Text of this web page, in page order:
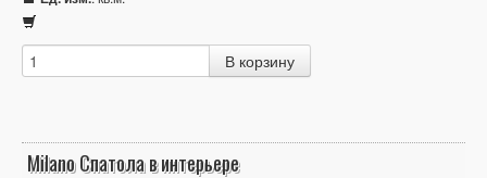
Milano Спатола в интерьере